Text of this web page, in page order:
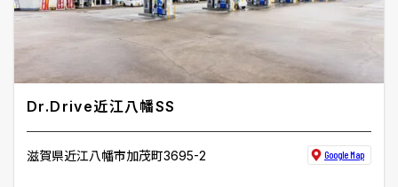
Dr.Drive近江八幡SS
滋賀県近江八幡市加茂町3695-2 Google Map